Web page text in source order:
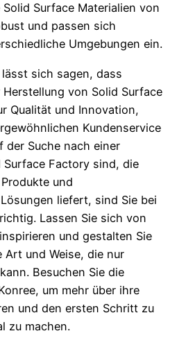
Surface Materialien von
und passen sich
Umgebungen ein.
sich sagen, dass
von Solid Surface
Qualität und Innovation,
Kundenservice
der Suche nach einer
Surface Factory sind, die
und
liefert, sind Sie bei
Lassen Sie sich von
und gestalten Sie
Art und Weise, die nur
Besuchen Sie die
um mehr über ihre
und den ersten Schritt zu
zu machen.